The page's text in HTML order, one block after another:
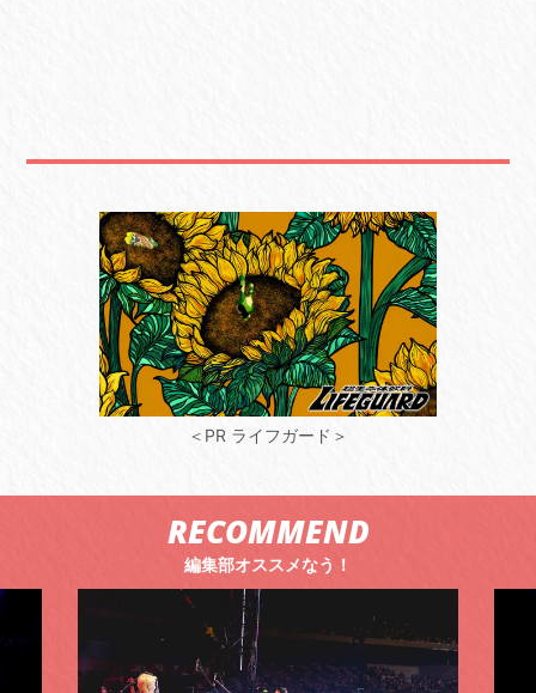
＜PR ライフガード＞
RECOMMEND
編集部オススメなう！